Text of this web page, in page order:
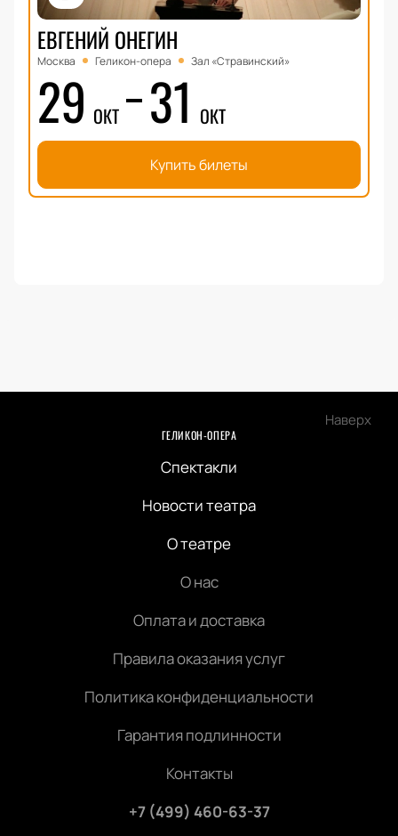
ЕВГЕНИЙ ОНЕГИН
Москва Геликон-опера Зал «Стравинский»
29 ОКТ 31 ОКТ
Купить билеты
Наверх
ГЕЛИКОН-ОПЕРА
Спектакли
Новости театра
О театре
О нас
Оплата и доставка
Правила оказания услуг
Политика конфиденциальности
Гарантия подлинности
Контакты
+7 (499) 460-63-37